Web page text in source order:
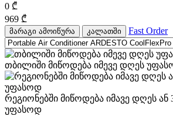
0 ₾
969 ₾
მარაგი ამოიწურა კალათში Fast Order
თბილიში მიწოდება იმევე დღეს
რეგიონებში მიწოდება იმავე დღეს ან
უფასოდ